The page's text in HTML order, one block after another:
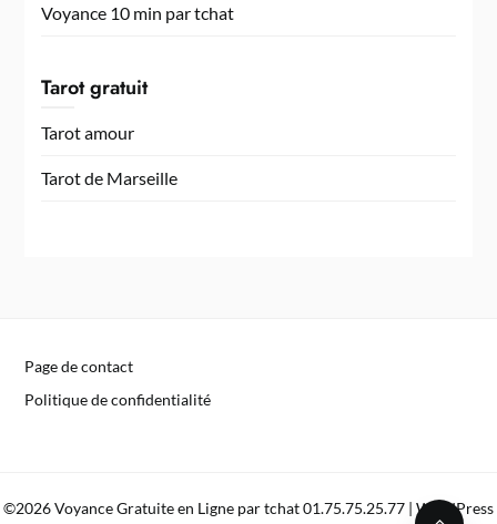
Voyance 10 min par tchat
Tarot gratuit
Tarot amour
Tarot de Marseille
Page de contact
Politique de confidentialité
©2026 Voyance Gratuite en Ligne par tchat 01.75.75.25.77 | WordPress